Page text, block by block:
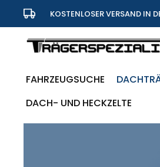
KOSTENLOSER VERSAND IN
Euro
FAHRZEUGSUCHE
DACH- UND HECKZELTE